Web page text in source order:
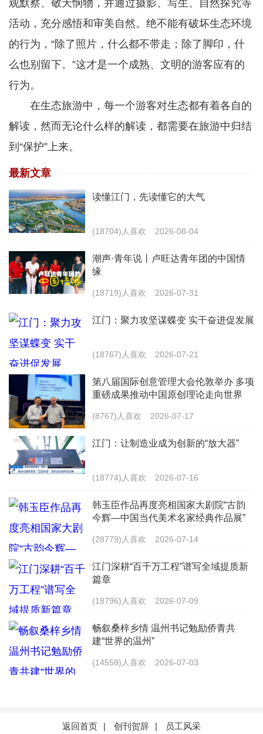
观默察、敬天悯物，并通过摄影、写生、自然探究等
活动，充分感悟和审美自然。绝不能有破坏生态环境
的行为，“除了照片，什么都不带走；除了脚印，什
么也别留下。”这才是一个成熟、文明的游客应有的
行为。
在生态旅游中，每一个游客对生态都有着各自的
解读，然而无论什么样的解读，都需要在旅游中归结
到“保护”上来。
最新文章
读懂江门，先读懂它的大气
(18704)人喜欢 2026-08-04
潮声·青年说丨卢旺达青年团的中国情
缘
(18719)人喜欢 2026-07-31
江门：聚力攻坚谋蝶变 实干奋进促发展
(18767)人喜欢 2026-07-21
第八届国际创意管理大会伦敦举办 多项
重磅成果推动中国原创理论走向世界
(8767)人喜欢 2026-07-17
江门：让制造业成为创新的“放大器”
(18774)人喜欢 2026-07-16
韩玉臣作品再度亮相国家大剧院“古韵
今辉—中国当代美术名家经典作品展”
(28779)人喜欢 2026-07-14
江门深耕“百千万工程”谱写全域提质新
篇章
(18796)人喜欢 2026-07-09
畅叙桑梓乡情 温州书记勉励侨青共
建“世界的温州”
(14558)人喜欢 2026-07-03
返回首页 | 创刊贺辞 | 员工风采